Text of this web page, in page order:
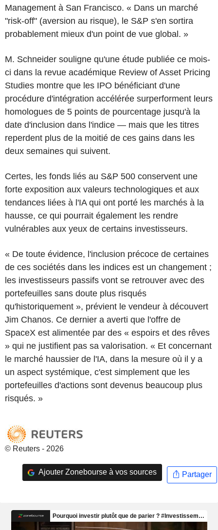
Management à San Francisco. « Dans un marché
"risk-off" (aversion au risque), le S&P s'en sortira
probablement mieux d'un point de vue global. »
M. Schneider souligne qu'une étude publiée ce mois-
ci dans la revue académique Review of Asset Pricing
Studies montre que les IPO bénéficiant d'une
procédure d'intégration accélérée surperforment leurs
homologues de 5 points de pourcentage jusqu'à la
date d'inclusion dans l'indice — mais que les titres
reperdent plus de la moitié de ces gains dans les
deux semaines qui suivent.
Certes, les fonds liés au S&P 500 conservent une
forte exposition aux valeurs technologiques et aux
tendances liées à l'IA qui ont porté les marchés à la
hausse, ce qui pourrait également les rendre
vulnérables aux yeux de certains investisseurs.
« De toute évidence, l'inclusion précoce de certaines
de ces sociétés dans les indices est un changement ;
les investisseurs passifs vont se retrouver avec des
portefeuilles sans doute plus risqués
qu'historiquement », prévient le vendeur à découvert
Jim Chanos. Ce dernier a averti que l'offre de
SpaceX est alimentée par des « espoirs et des rêves
» qui ne justifient pas sa valorisation. « Et concernant
le marché haussier de l'IA, dans la mesure où il y a
un aspect systémique, c'est simplement que les
portefeuilles d'actions sont devenus beaucoup plus
risqués. »
© Reuters - 2026
Ajouter Zonebourse à vos sources Partager